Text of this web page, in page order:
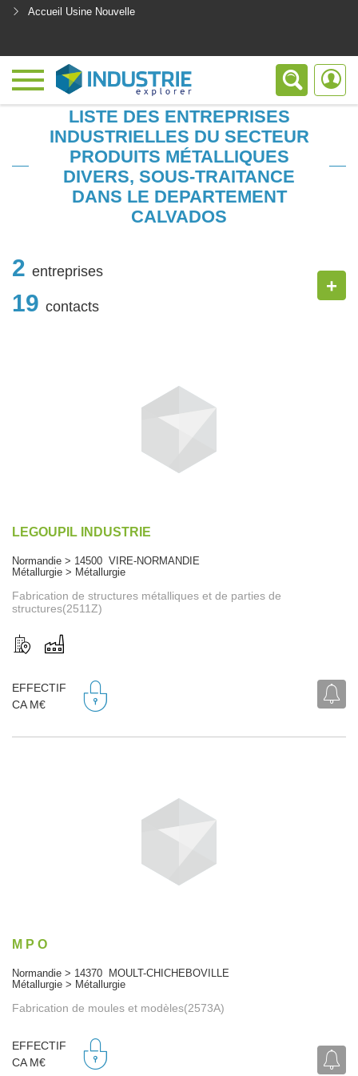
Accueil Usine Nouvelle
LISTE DES ENTREPRISES
INDUSTRIELLES DU SECTEUR
PRODUITS MÉTALLIQUES
DIVERS, SOUS-TRAITANCE
DANS LE DEPARTEMENT
CALVADOS
2 entreprises
19 contacts
+
LEGOUPIL INDUSTRIE
Normandie > 14500 VIRE-NORMANDIE
Métallurgie > Métallurgie
Fabrication de structures métalliques et de parties de
structures(2511Z)
EFFECTIF
CA M€
M P O
Normandie > 14370 MOULT-CHICHEBOVILLE
Métallurgie > Métallurgie
Fabrication de moules et modèles(2573A)
EFFECTIF
CA M€